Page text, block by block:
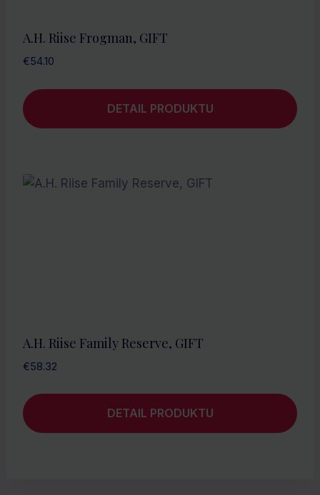
A.H. Riise Frogman, GIFT
€54.10
DETAIL PRODUKTU
A.H. Riise Family Reserve, GIFT
€58.32
DETAIL PRODUKTU